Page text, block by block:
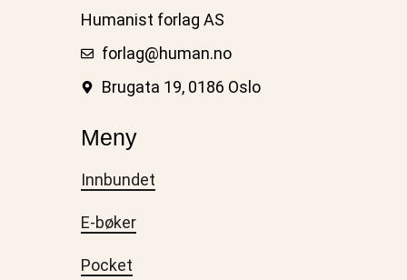
Humanist forlag AS
forlag@human.no
Brugata 19, 0186 Oslo
Meny
Innbundet
E-bøker
Pocket